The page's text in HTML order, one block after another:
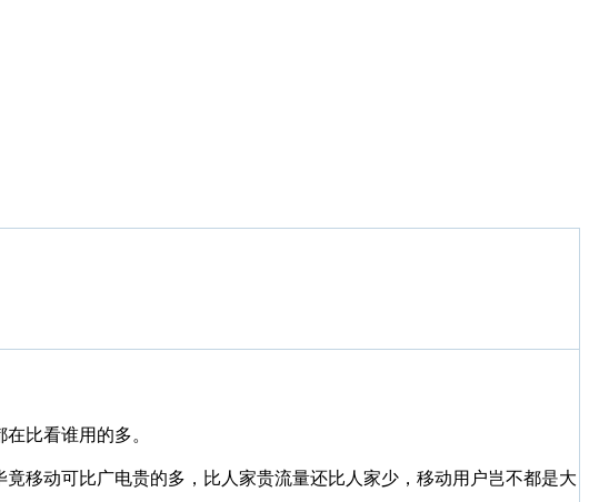
比看谁用的多。
移动可比广电贵的多，比人家贵流量还比人家少，移动用户岂不都是大